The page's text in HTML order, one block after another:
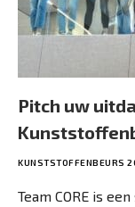
Pitch uw
KUNSTSTOFFENBEURS
Team CORE is